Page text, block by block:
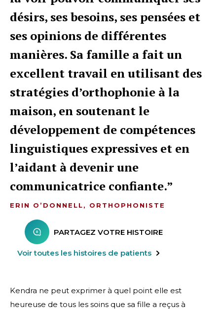
désirs, ses besoins, ses pensées et
ses opinions de différentes
manières. Sa famille a fait un
excellent travail en utilisant des
stratégies d’orthophonie à la
maison, en soutenant le
développement de compétences
linguistiques expressives et en
l’aidant à devenir une
communicatrice confiante.
ERIN O’DONNELL, ORTHOPHONISTE
PARTAGEZ VOTRE HISTOIRE
Voir toutes les histoires de patients
Kendra ne peut exprimer à quel point elle est
heureuse de tous les soins que sa fille a reçus à